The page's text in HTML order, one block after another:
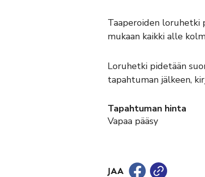
Taaperoiden loruhetki
mukaan kaikki alle
Loruhetki pidetään
tapahtuman jälkeen,
Tapahtuman hinta
Vapaa pääsy
JAA